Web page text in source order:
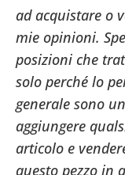
ad acquistare o
mie opinioni.
posizioni che
solo perché lo
generale sono
aggiungere
articolo e
questo pezzo in